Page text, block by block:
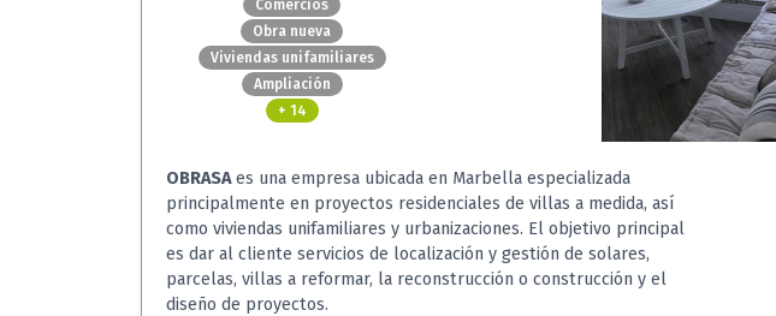
Comercios
Obra nueva
Viviendas unifamiliares
Ampliación
+ 14
OBRASAes una empresa ubicada en Marbella especializada
principalmente en proyectos residenciales de villas a medida, así
como viviendas unifamiliares y urbanizaciones. El objetivo principal
es dar al cliente servicios de localización y gestión de solares,
parcelas, villas a reformar, la reconstrucción o construcción y el
diseño de proyectos.